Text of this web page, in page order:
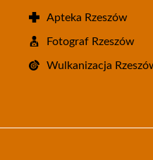
Apteka Rzeszów
Fotograf Rzeszów
Wulkanizacja